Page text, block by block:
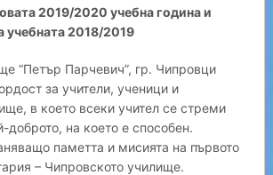
2019/2020 учебна година и
учебната 2018/2019
“Петър Парчевич”, гр. Чипровци
за учители, ученици и
в което всеки учител се стреми
доброто, на което е способен.
паметта и мисията на първото
– Чипровското училище.